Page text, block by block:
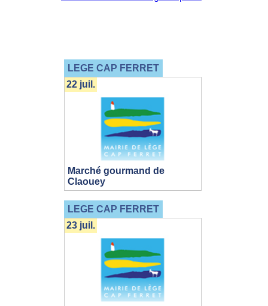
LEGE CAP FERRET
Marché gourmand de
Claouey
22 juil.
LEGE CAP FERRET
23 juil.